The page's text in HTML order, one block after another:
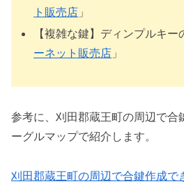
ト販売店 」
【複雑な鍵】ディンプルキ
ーネット販売店 」
参考に、刈田郡蔵王町の周辺で合
ーグルマップで紹介します。
刈田郡蔵王町の周辺で合鍵作成で